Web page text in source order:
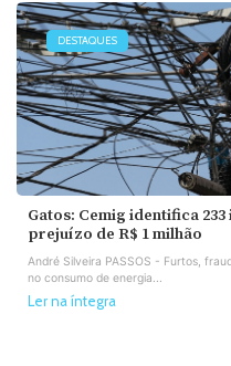
DESTAQUES
Gatos: Cemig identifica
prejuízo de R$ 1 milhão
André Silveira PASSOS - Furtos,
no consumo de energia...
Ler na íntegra